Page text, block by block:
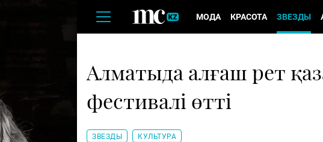
МОДА КРАСОТА ЗВЕЗДЫ
Алматыда алғаш рет
фестивалі өтті
ЗВЕЗДЫ КУЛЬТУРА